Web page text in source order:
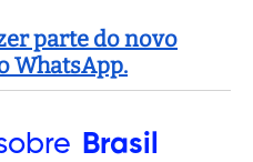
parte do novo
WhatsApp.
Brasil